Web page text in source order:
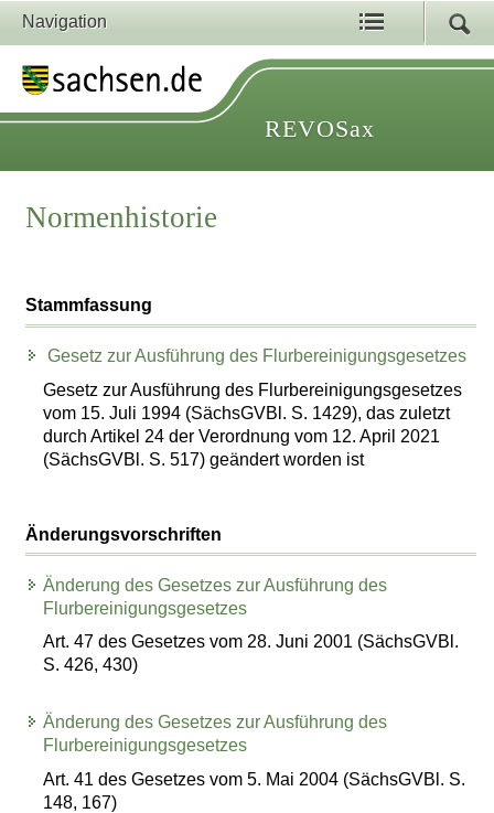
Navigation
REVOSax
Normenhistorie
Stammfassung
Gesetz zur Ausführung des Flurbereinigungsgesetzes
Gesetz zur Ausführung des Flurbereinigungsgesetzes
vom 15. Juli 1994 (SächsGVBl. S. 1429), das zuletzt
durch Artikel 24 der Verordnung vom 12. April 2021
(SächsGVBl. S. 517) geändert worden ist
Änderungsvorschriften
Änderung des Gesetzes zur Ausführung des
Flurbereinigungsgesetzes
Art. 47 des Gesetzes vom 28. Juni 2001 (SächsGVBl.
S. 426, 430)
Änderung des Gesetzes zur Ausführung des
Flurbereinigungsgesetzes
Art. 41 des Gesetzes vom 5. Mai 2004 (SächsGVBl. S.
148, 167)